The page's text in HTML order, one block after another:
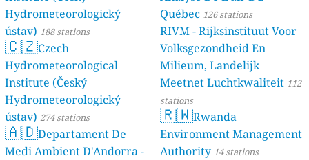
Hydrometeorologický
ústav) 188 stations
🇨🇿Czech
Hydrometeorological
Institute (Český
Hydrometeorologický
ústav) 274 stations
🇦🇩Departament De
Medi Ambient D'Andorra -
Québec 126 stations
RIVM - Rijksinstituut Voor
Volksgezondheid En
Milieum, Landelijk
Meetnet Luchtkwaliteit 112
stations
🇷🇼Rwanda
Environment Management
Authority 14 stations